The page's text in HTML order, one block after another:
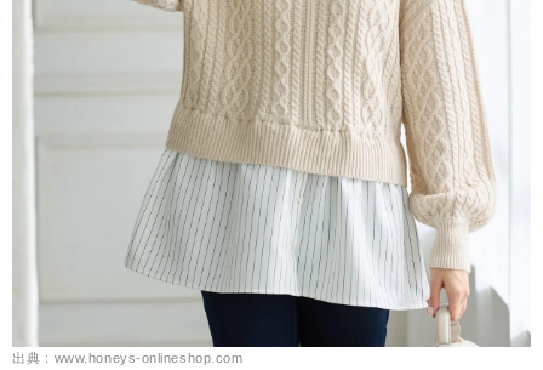
出典：www.honeys-onlineshop.com